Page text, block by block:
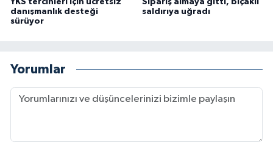
danışmanlık desteği
sürüyor
saldırıya uğradı
Yorumlar